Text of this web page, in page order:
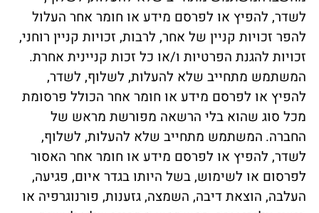
לשדר, להפיץ או לפרסם מידע או חומר אחר העלול
להפר זכויות קניין של אחר, לרבות, זכויות קניין רוחני,
זכויות להגנת הפרטיות ו/או כל זכות קניינית אחרת.
המשתמש מתחייב שלא להעלות, לשלוף, לשדר,
להפיץ או לפרסם מידע או חומר אחר הכולל פרסומת
מכל סוג שהוא בלי הרשאה מפורשת מראש של
החברה. המשתמש מתחייב שלא להעלות, לשלוף,
לשדר, להפיץ או לפרסם מידע או חומר אחר האסור
לפרסום או לשימוש, בשל היותו בגדר איום, פגיעה,
העלבה, הוצאת דיבה, השמצה, גזענות, פורנוגרפיה או